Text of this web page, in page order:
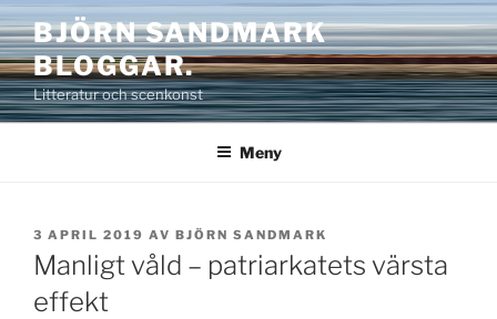
Hoppa
till
innehåll
BJÖRN SANDMARK
BLOGGAR.
Litteratur och scenkonst
Meny
PUBLICERAT
3 APRIL 2019 AV BJÖRN SANDMARK
Manligt våld – patriarkatets värsta
effekt